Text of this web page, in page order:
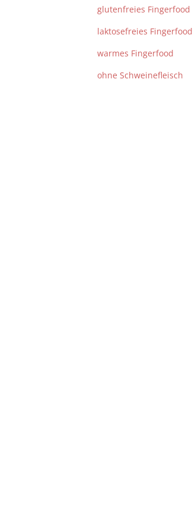
glutenfreies Fingerfood
laktosefreies Fingerfood
warmes Fingerfood
ohne Schweinefleisch